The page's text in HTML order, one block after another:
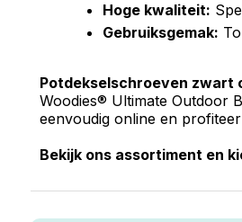
Hoge kwaliteit:
Gebruiksgemak:
Potdekselschroeven zwart
Woodies® Ultimate Outdoor
eenvoudig online en
Bekijk ons assortiment en